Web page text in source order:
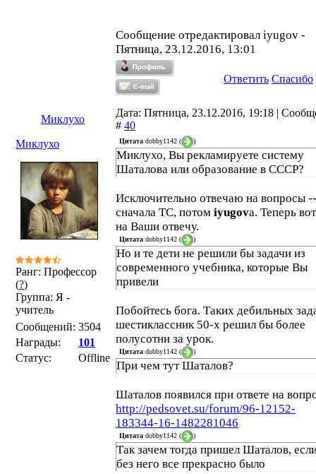
Сообщение отредактировал iyugov -
Пятница, 23.12.2016, 13:01
Ответить Спасибо
Миклухо
Дата: Пятница, 23.12.2016, 19:18 |
# 40
Миклухо
Ранг: Профессор
(?)
Группа: Я -
учитель
Сообщений: 3504
Награды:
101
Статус:
Offline
Цитата dobby1142 ( )
Миклухо, Вы рекламируете систему
Шаталова или образование в СССР?
Исключительно отвечаю на вопросы --
сначала ТС, потом iyugovа. Теперь
на Ваши отвечу.
Цитата dobby1142 ( )
Но и те дети не решили бы задачи из
современного учебника, которые Вы
привели
Побойтесь бога. Таких дебильных
шестиклассник 50-х решил бы более
полусотни за урок.
Цитата dobby1142 ( )
При чем тут Шаталов?
Шаталов появился при ответе на
http://pedsovet.su/forum/96-12152-
183344-16-1482281046
Цитата dobby1142 ( )
Так зачем тогда пришел Шаталов,
без него все прекрасно было